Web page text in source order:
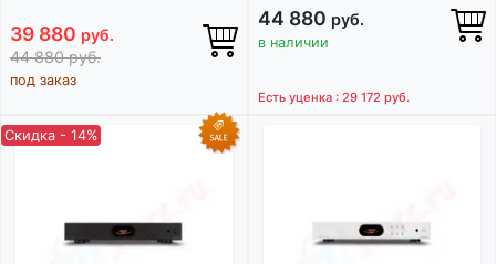
39 880 руб.
44 880руб.
под заказ
44 880 руб.
в наличии
Есть уценка : 29 172 руб.
Скидка - 14%